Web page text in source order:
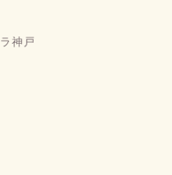
神戸